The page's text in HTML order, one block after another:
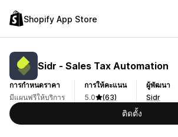
Shopify App Store
Sidr ‑ Sales Tax Automation
การกำหนดราคา
มีแผนฟรีให้บริการ
การให้คะแนน
5.0
(63)
ผู้พัฒนา
Sidr
ติดตั้ง